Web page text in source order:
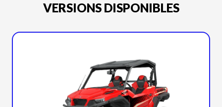
VERSIONS DISPONIBLES